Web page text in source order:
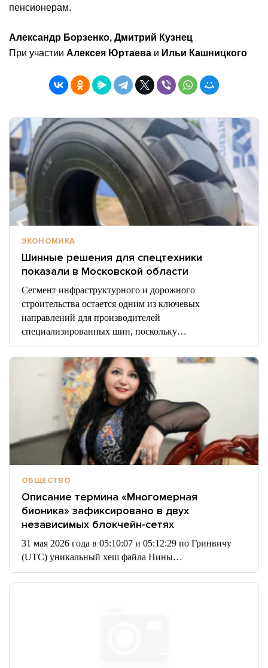
пенсионерам.
Александр Борзенко, Дмитрий Кузнец
При участии Алексея Юртаева и Ильи Кашницкого
ЭКОНОМИКА
Шинные решения для спецтехники
показали в Московской области
Сегмент инфраструктурного и дорожного
строительства остается одним из ключевых
направлений для производителей
специализированных шин, поскольку…
ОБЩЕСТВО
Описание термина «Многомерная
бионика» зафиксировано в двух
независимых блокчейн-сетях
31 мая 2026 года в 05:10:07 и 05:12:29 по Гринвичу
(UTC) уникальный хеш файла Нины…